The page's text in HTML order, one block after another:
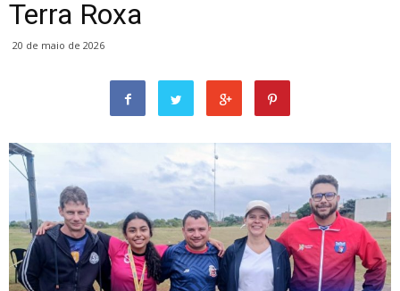
Terra Roxa
20 de maio de 2026